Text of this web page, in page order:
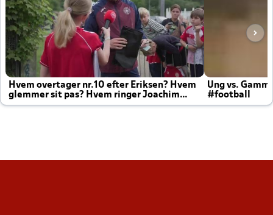
Hvem overtager nr.10 efter Eriksen? Hvem
glemmer sit pas? Hvem ringer Joachim
altid til efter kampe?
Ung vs.
#football